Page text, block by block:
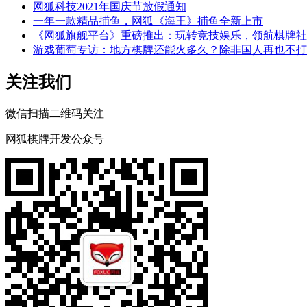
网狐科技2021年国庆节放假通知
一年一款精品捕鱼，网狐《海王》捕鱼全新上市
《网狐旗舰平台》重磅推出：玩转竞技娱乐，领航棋牌
游戏葡萄专访：地方棋牌还能火多久？除非国人再也不
关注我们
微信扫描二维码关注
网狐棋牌开发公众号